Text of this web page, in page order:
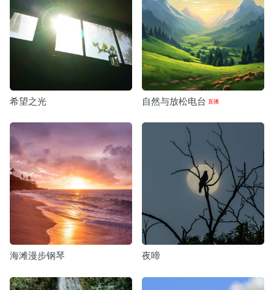
希望之光 自然与放松电台
海滩漫步钢琴 夜啼